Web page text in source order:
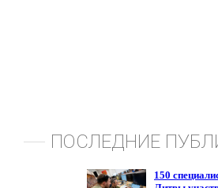
ПОСЛЕДНИЕ